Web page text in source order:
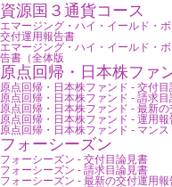
資源国３通貨コース
エマージング・ハイ・イールド・
交付運用報告書
エマージング・ハイ・イールド・
告書（全体版
原点回帰・日本株ファ
原点回帰・日本株ファンド - 交付目
原点回帰・日本株ファンド - 請求目
原点回帰・日本株ファンド - 最新
原点回帰・日本株ファンド - 運用
原点回帰・日本株ファンド - マンス
フォーシーズン
フォーシーズン - 交付目論見書
フォーシーズン - 請求目論見書
フォーシーズン - 最新の交付運用報